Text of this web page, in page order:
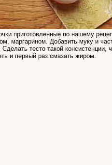
приготовленные по нашему
маргарином. Добавить муку и
тесто такой
и первый раз смазать жиром.